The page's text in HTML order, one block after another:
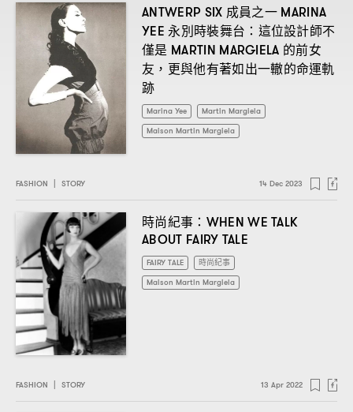
ANTWERP SIX 成員之一 MARINA
YEE 永別時裝舞台 ： 這位設計師不
僅是 MARTIN MARGIELA 的前女
友 ， 更與他有著如出一轍的命運軌
跡
Marina Yee
Martin Margiela
Maison Martin Margiela
FASHION | STORY 14 Dec 2023
時尚紀事 ：WHEN WE TALK
ABOUT FAIRY TALE
FAIRY TALE
時尚紀事
Maison Martin Margiela
FASHION STORY 13 Apr 2022